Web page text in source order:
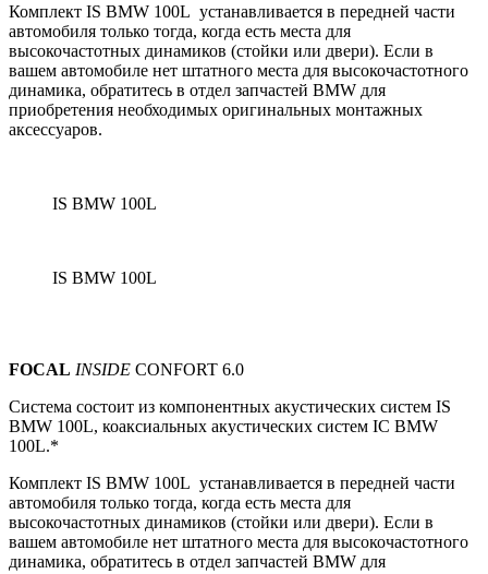
Комплект IS BMW 100L устанавливается в передней части
автомобиля только тогда, когда есть места для
высокочастотных динамиков (стойки или двери). Если в
вашем автомобиле нет штатного места для высокочастотного
динамика, обратитесь в отдел запчастей BMW для
приобретения необходимых оригинальных монтажных
аксессуаров.
IS BMW 100L
IS BMW 100L
FOCAL INSIDE CONFORT 6.0
Система состоит из компонентных акустических систем IS
BMW 100L, коаксиальных акустических систем IС BMW
100L.*
Комплект IS BMW 100L устанавливается в передней части
автомобиля только тогда, когда есть места для
высокочастотных динамиков (стойки или двери). Если в
вашем автомобиле нет штатного места для высокочастотного
динамика, обратитесь в отдел запчастей BMW для